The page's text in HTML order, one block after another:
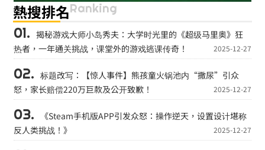
熱搜排名Ranking
揭秘游戏大师小岛秀夫：大学时光里的《超级马里奥》狂
热者，一年通关挑战，课堂外的游戏逃课传奇！
2025-12-27
标题改写：【惊人事件】熊孩童火锅池内“撒尿”引众
怒，家长赔偿220万巨款及公开致歉！
2025-12-27
《Steam手机版APP引发众怒：操作逆天，设置设计堪称
反人类挑战！》
2025-12-27